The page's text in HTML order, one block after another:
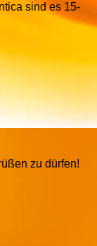
sind es 15-
zu dürfen!